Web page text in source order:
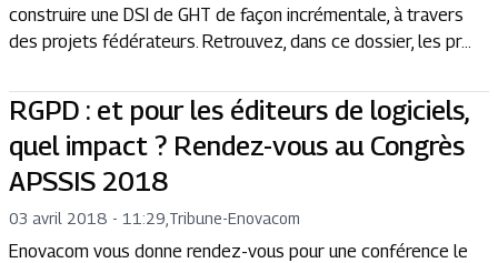
construire une DSI de GHT de façon incrémentale, à travers
des projets fédérateurs. Retrouvez, dans ce dossier, les pr...
RGPD : et pour les éditeurs de logiciels,
quel impact ? Rendez-vous au Congrès
APSSIS 2018
03 avril 2018 - 11:29 Tribune-Enovacom
Enovacom vous donne rendez-vous pour une conférence le